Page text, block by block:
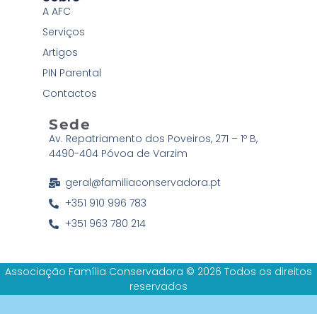
A AFC
Serviços
Artigos
PIN Parental
Contactos
Sede
Av. Repatriamento dos Poveiros, 271 – 1º B,
4490-404 Póvoa de Varzim
geral@familiaconservadora.pt
+351 910 996 783
+351 963 780 214
Associação Família Conservadora © 2026 Todos os direitos
reservados